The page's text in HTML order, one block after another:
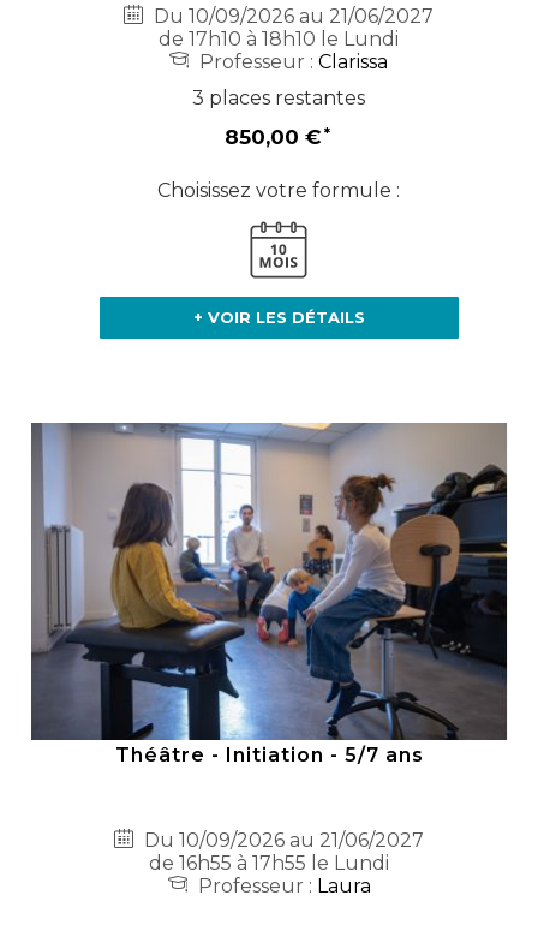
Du 10/09/2026 au 21/06/2027
de 17h10 à 18h10 le Lundi
Professeur :Clarissa
3 places restantes
850,00 €
Choisissez votre formule :
+ VOIR LES DÉTAILS
Théâtre - Initiation - 5/7 ans
Du 10/09/2026 au 21/06/2027
de 16h55 à 17h55 le Lundi
Professeur : Laura